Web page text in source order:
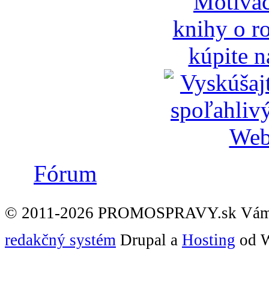
Fórum
© 2011-2026 PROMOSPRAVY.sk
redakčný systém Drupal a Hosting od